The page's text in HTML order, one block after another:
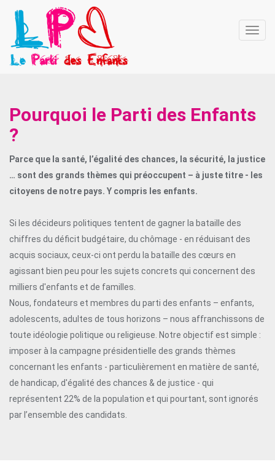
Pourquoi le Parti des Enfants
?
Parce que la santé, l’égalité des chances, la sécurité, la justice
… sont des grands thèmes qui préoccupent – à juste titre - les
citoyens de notre pays. Y compris les enfants.
Si les décideurs politiques tentent de gagner la bataille des
chiffres du déficit budgétaire, du chômage - en réduisant des
acquis sociaux, ceux-ci ont perdu la bataille des cœurs en
agissant bien peu pour les sujets concrets qui concernent des
milliers d'enfants et de familles.
Nous, fondateurs et membres du parti des enfants – enfants,
adolescents, adultes de tous horizons – nous affranchissons de
toute idéologie politique ou religieuse. Notre objectif est simple :
imposer à la campagne présidentielle des grands thèmes
concernant les enfants - particulièrement en matière de santé,
de handicap, d'égalité des chances & de justice - qui
représentent 22% de la population et qui pourtant, sont ignorés
par l’ensemble des candidats.